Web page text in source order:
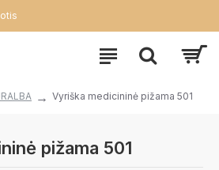
Vyriška medicininė pižama 501
pižama 501